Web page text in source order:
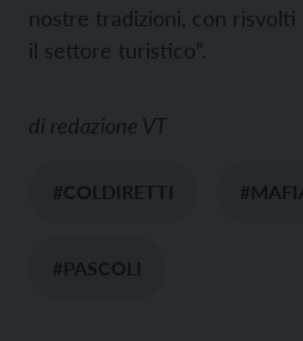
nostre tradizioni, con
il settore turistico”.
di redazione VT
#COLDIRETTI
#PASCOLI